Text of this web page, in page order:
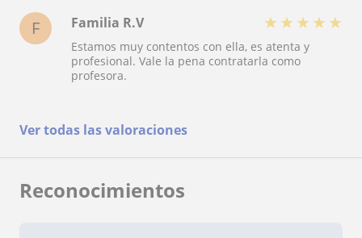
F Familia R.V ★ ★ ★ ★ ★
Estamos muy contentos con ella, es atenta y
profesional. Vale la pena contratarla como
profesora.
Ver todas las valoraciones
Reconocimientos